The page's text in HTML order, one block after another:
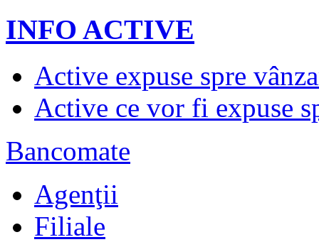
INFO ACTIVE
Active expuse spre
Active ce vor fi expuse
Bancomate
Agenţii
Filiale